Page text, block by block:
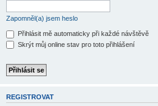
Zapomněl(a) jsem heslo
Přihlásit mě automaticky při každé návštěvě
Skrýt můj online stav pro toto přihlášení
REGISTROVAT